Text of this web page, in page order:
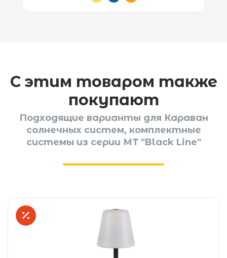
С этим товаром также
покупают
Подходящие варианты для Караван
солнечных систем, комплектные
системы из серии МТ "Black Line"